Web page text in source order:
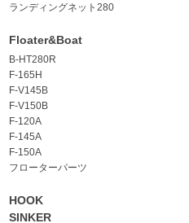
ランディングネット280
Floater&Boat
B-HT280R
F-165H
F-V145B
F-V150B
F-120A
F-145A
F-150A
フローターパーツ
HOOK
SINKER